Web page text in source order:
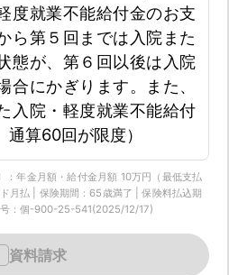
度就業不能給付金のお支
ら第５回までは入院また
態が、第６回以後は入院
合にかぎります。また、
入院・軽度就業不能給付
算60回が限度）
：年金月額・給付金月額 10万円（最低支払
月払 | 保険期間：65歳満了 | 保険料払込期
号：個-900-25-541(2025/12/17)
資料請求